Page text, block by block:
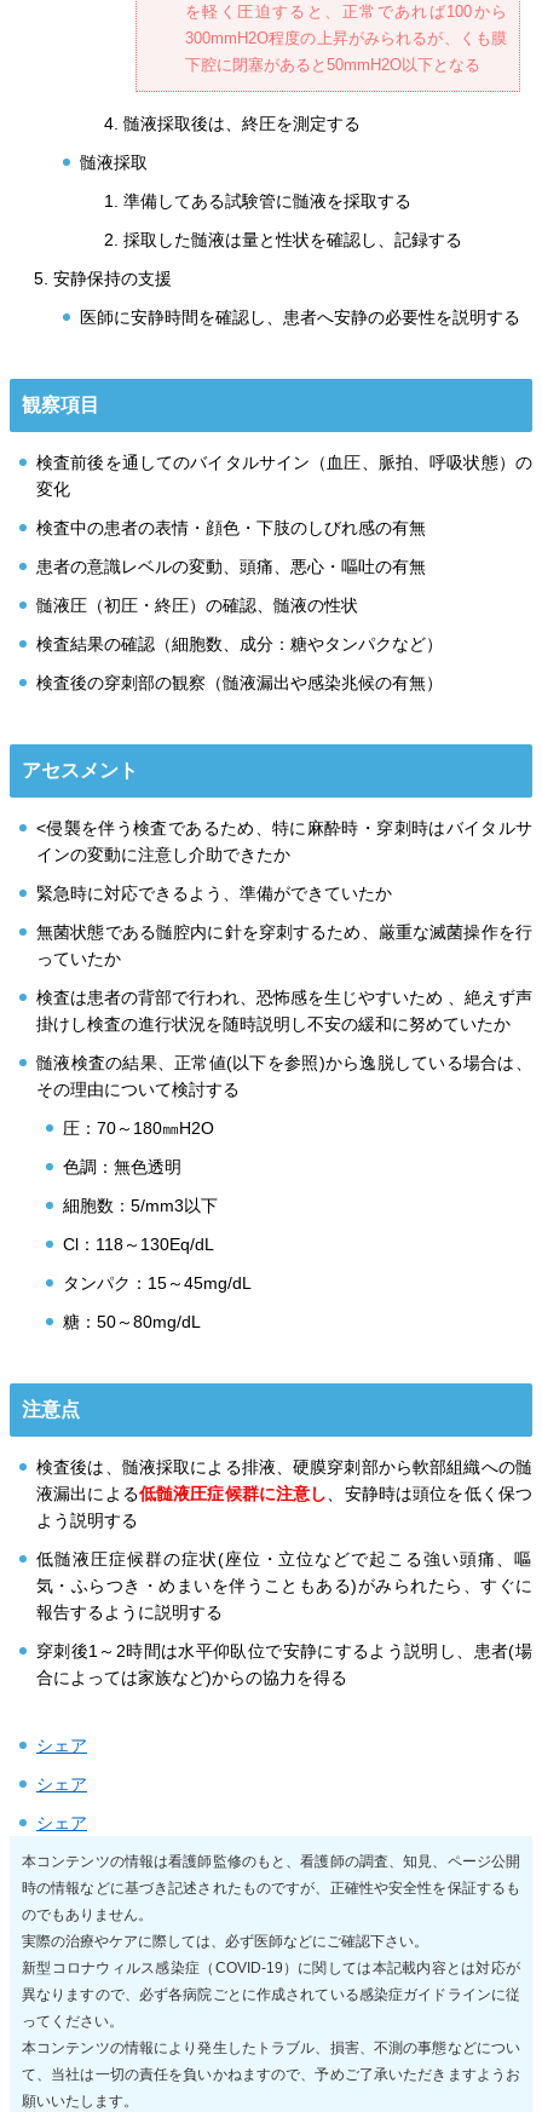
を軽く圧迫すると、正常であれば100から
300mmH2O程度の上昇がみられるが、くも膜
下腔に閉塞があると50mmH2O以下となる
髄液採取後は、終圧を測定する
髄液採取
準備してある試験管に髄液を採取する
採取した髄液は量と性状を確認し、記録する
安静保持の支援
医師に安静時間を確認し、患者へ安静の必要性を説明する
観察項目
検査前後を通してのバイタルサイン（血圧、脈拍、呼吸状態）の
変化
検査中の患者の表情・顔色・下肢のしびれ感の有無
患者の意識レベルの変動、頭痛、悪心・嘔吐の有無
髄液圧（初圧・終圧）の確認、髄液の性状
検査結果の確認（細胞数、成分：糖やタンパクなど）
検査後の穿刺部の観察（髄液漏出や感染兆候の有無）
アセスメント
<侵襲を伴う検査であるため、特に麻酔時・穿刺時はバイタルサ
インの変動に注意し介助できたか
緊急時に対応できるよう、準備ができていたか
無菌状態である髄腔内に針を穿刺するため、厳重な滅菌操作を行
っていたか
検査は患者の背部で行われ、恐怖感を生じやすいため 、絶えず声
掛けし検査の進行状況を随時説明し不安の緩和に努めていたか
髄液検査の結果、正常値(以下を参照)から逸脱している場合は、
その理由について検討する
圧：70～180㎜H2O
色調：無色透明
細胞数：5/mm3以下
Cl：118～130Eq/dL
タンパク：15～45mg/dL
糖：50～80mg/dL
注意点
検査後は、髄液採取による排液、硬膜穿刺部から軟部組織への髄
液漏出による低髄液圧症候群に注意し 、安静時は頭位を低く保つ
よう説明する
低髄液圧症候群の症状(座位・立位などで起こる強い頭痛、嘔
気・ふらつき・めまいを伴うこともある)がみられたら、すぐに
報告するように説明する
穿刺後1～2時間は水平仰臥位で安静にするよう説明し、患者(場
合によっては家族など)からの協力を得る
シェア
シェア
シェア
本コンテンツの情報は看護師監修のもと、看護師の調査、知見、ページ公開
時の情報などに基づき記述されたものですが、正確性や安全性を保証するも
のでもありません。
実際の治療やケアに際しては、必ず医師などにご確認下さい。
新型コロナウィルス感染症（COVID-19）に関しては本記載内容とは対応が
異なりますので、必ず各病院ごとに作成されている感染症ガイドラインに従
ってください。
本コンテンツの情報により発生したトラブル、損害、不測の事態などについ
て、当社は一切の責任を負いかねますので、予めご了承いただきますようお
願いいたします。